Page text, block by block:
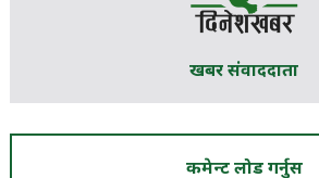
खबर संवाददाता
कमेन्ट लोड गर्नुस